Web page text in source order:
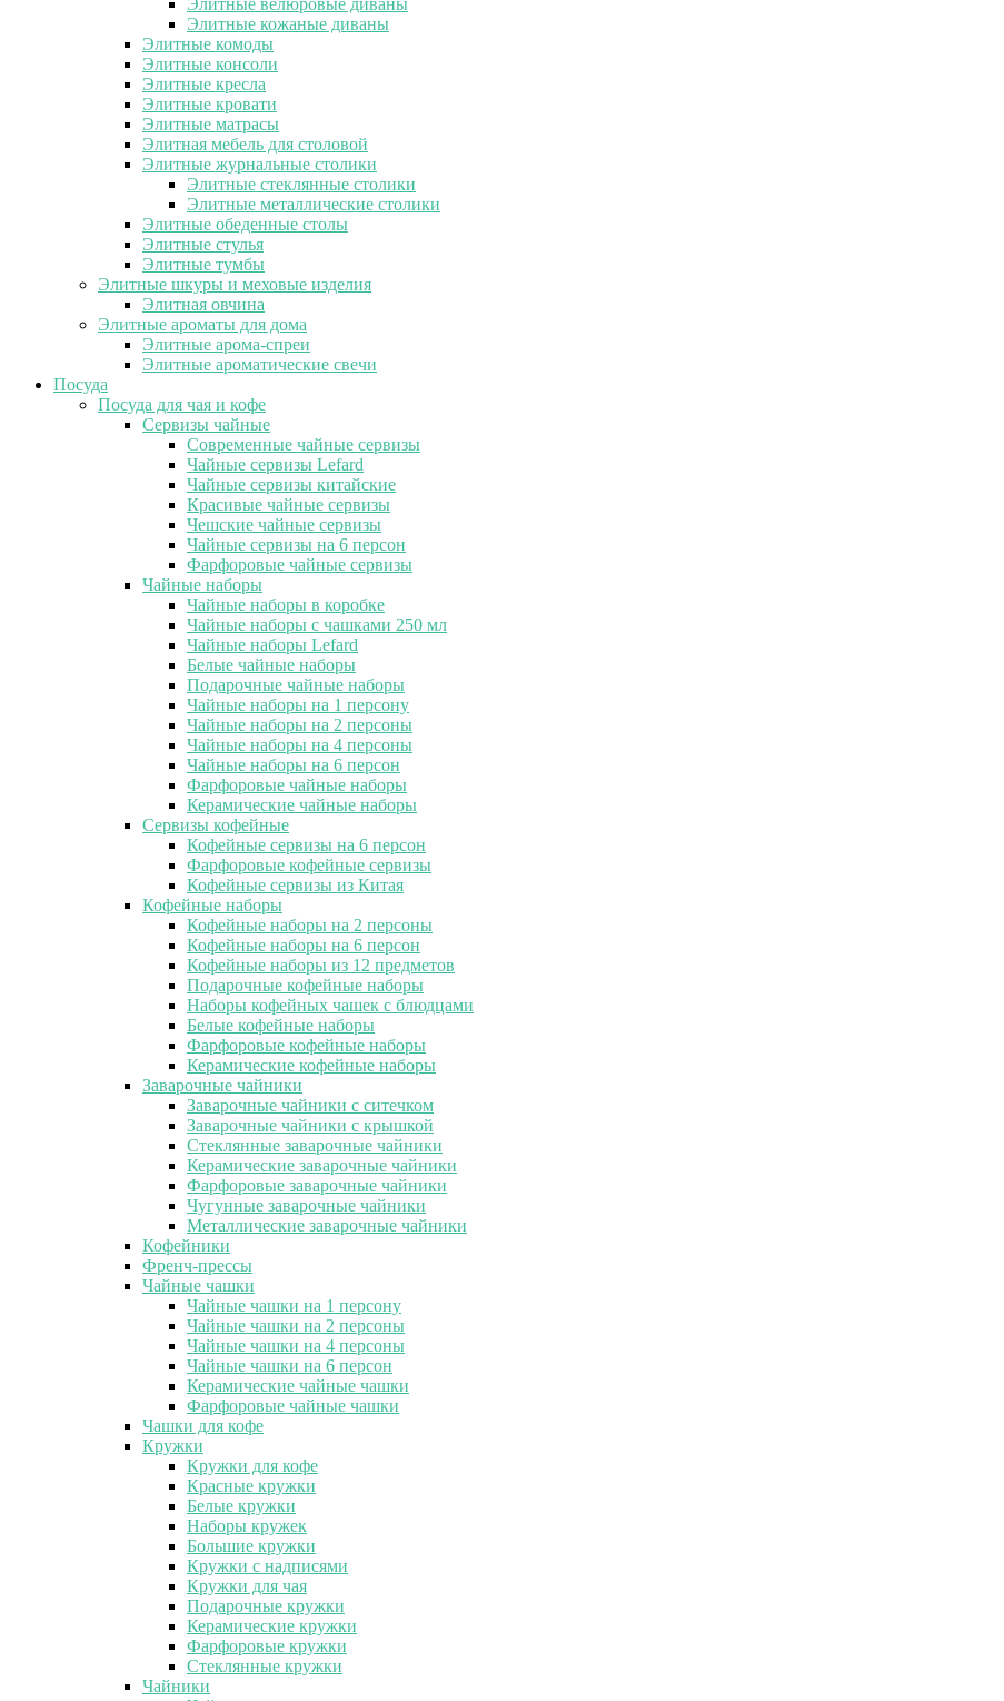
Элитные кожаные диваны
Элитные комоды
Элитные консоли
Элитные кресла
Элитные кровати
Элитные матрасы
Элитная мебель для столовой
Элитные журнальные столики
Элитные стеклянные столики
Элитные металлические столики
Элитные обеденные столы
Элитные стулья
Элитные тумбы
Элитные шкуры и меховые изделия
Элитная овчина
Элитные ароматы для дома
Элитные арома-спреи
Элитные ароматические свечи
Посуда
Посуда для чая и кофе
Сервизы чайные
Современные чайные сервизы
Чайные сервизы Lefard
Чайные сервизы китайские
Красивые чайные сервизы
Чешские чайные сервизы
Чайные сервизы на 6 персон
Фарфоровые чайные сервизы
Чайные наборы
Чайные наборы в коробке
Чайные наборы с чашками 250 мл
Чайные наборы Lefard
Белые чайные наборы
Подарочные чайные наборы
Чайные наборы на 1 персону
Чайные наборы на 2 персоны
Чайные наборы на 4 персоны
Чайные наборы на 6 персон
Фарфоровые чайные наборы
Керамические чайные наборы
Сервизы кофейные
Кофейные сервизы на 6 персон
Фарфоровые кофейные сервизы
Кофейные сервизы из Китая
Кофейные наборы
Кофейные наборы на 2 персоны
Кофейные наборы на 6 персон
Кофейные наборы из 12 предметов
Подарочные кофейные наборы
Наборы кофейных чашек с блюдцами
Белые кофейные наборы
Фарфоровые кофейные наборы
Керамические кофейные наборы
Заварочные чайники
Заварочные чайники с ситечком
Заварочные чайники с крышкой
Стеклянные заварочные чайники
Керамические заварочные чайники
Фарфоровые заварочные чайники
Чугунные заварочные чайники
Металлические заварочные чайники
Кофейники
Френч-прессы
Чайные чашки
Чайные чашки на 1 персону
Чайные чашки на 2 персоны
Чайные чашки на 4 персоны
Чайные чашки на 6 персон
Керамические чайные чашки
Фарфоровые чайные чашки
Чашки для кофе
Кружки
Кружки для кофе
Красные кружки
Белые кружки
Наборы кружек
Большие кружки
Кружки с надписями
Кружки для чая
Подарочные кружки
Керамические кружки
Фарфоровые кружки
Стеклянные кружки
Чайники